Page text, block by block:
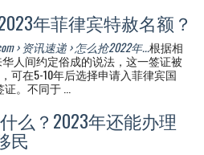
年菲律宾特赦名额？
› 资讯速递 › 怎么抢2022年...根据相
人间约定俗成的说法，这一签证被
可在5-10年后选择申请入菲律宾国
。不同于 ...
么？2023年还能办理
民